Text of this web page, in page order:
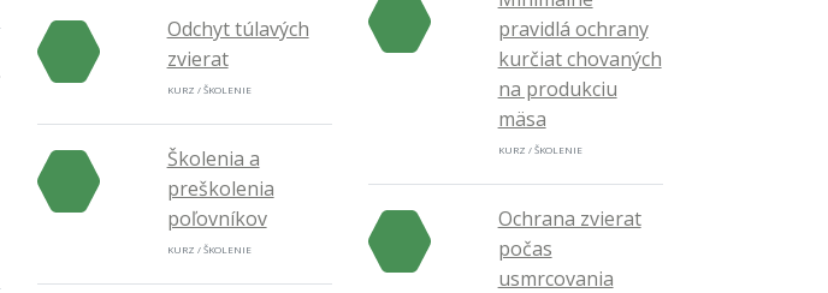
Odchyt túlavých
zvierat
KURZ / ŠKOLENIE
Školenia a
preškolenia
poľovníkov
KURZ / ŠKOLENIE
pravidlá ochrany
kurčiat chovaných
na produkciu
mäsa
KURZ / ŠKOLENIE
Ochrana zvierat
počas
usmrcovania